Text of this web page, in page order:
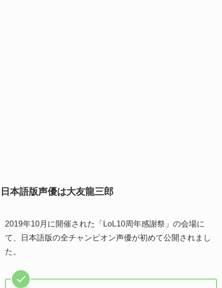
日本語版声優は大友龍三郎
2019年10月に開催された「LoL10周年感謝祭」の会場に
て、日本語版の全チャンピオン声優が初めて公開されまし
た。